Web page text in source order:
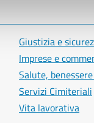
Giustizia e
Imprese e
Salute,
Servizi Cimiteriali
Vita lavorativa